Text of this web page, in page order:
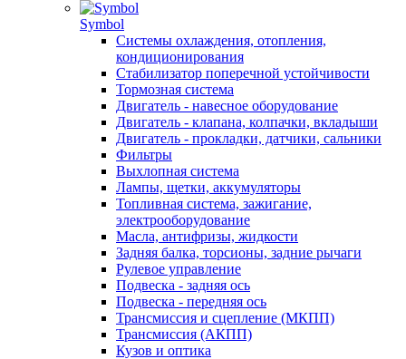
Symbol
Системы охлаждения, отопления,
кондиционирования
Стабилизатор поперечной устойчивости
Тормозная система
Двигатель - навесное оборудование
Двигатель - клапана, колпачки, вкладыши
Двигатель - прокладки, датчики, сальники
Фильтры
Выхлопная система
Лампы, щетки, аккумуляторы
Топливная система, зажигание,
электрооборудование
Масла, антифризы, жидкости
Задняя балка, торсионы, задние рычаги
Рулевое управление
Подвеска - задняя ось
Подвеска - передняя ось
Трансмиссия и сцепление (МКПП)
Трансмиссия (АКПП)
Кузов и оптика